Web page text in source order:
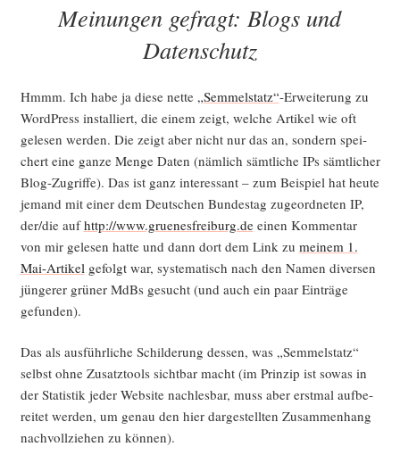
Meinungen gefragt: Blogs und
Datenschutz
Hmmm. Ich habe ja die­se net­te „Sem­mel­statz“-Erwei­te­rung zu
Word­Press instal­liert, die einem zeigt, wel­che Arti­kel wie oft
gele­sen wer­den. Die zeigt aber nicht nur das an, son­dern spei­
chert eine gan­ze Men­ge Daten (näm­lich sämt­li­che IPs sämt­li­cher
Blog-Zugrif­fe). Das ist ganz inter­es­sant – zum Bei­spiel hat heu­te
jemand mit einer dem Deut­schen Bun­des­tag zuge­ord­ne­ten IP,
der/die aufhttp://www.gruenesfreiburg.deeinen Kom­men­tar
von mir gele­sen hat­te und dann dort dem Link zu mei­nem 1.
Mai-Arti­kel gefolgt war, sys­te­ma­tisch nach den Namen diver­sen
jün­ge­rer grü­ner MdBs gesucht (und auch ein paar Ein­trä­ge
gefunden).
Das als aus­führ­li­che Schil­de­rung des­sen, was „Sem­mel­statz“
selbst ohne Zusatz­tools sicht­bar macht (im Prin­zip ist sowas in
der Sta­tis­tik jeder Web­site nach­les­bar, muss aber erst­mal auf­be­
rei­tet wer­den, um genau den hier dar­ge­stell­ten Zusam­men­hang
nach­voll­zie­hen zu können).